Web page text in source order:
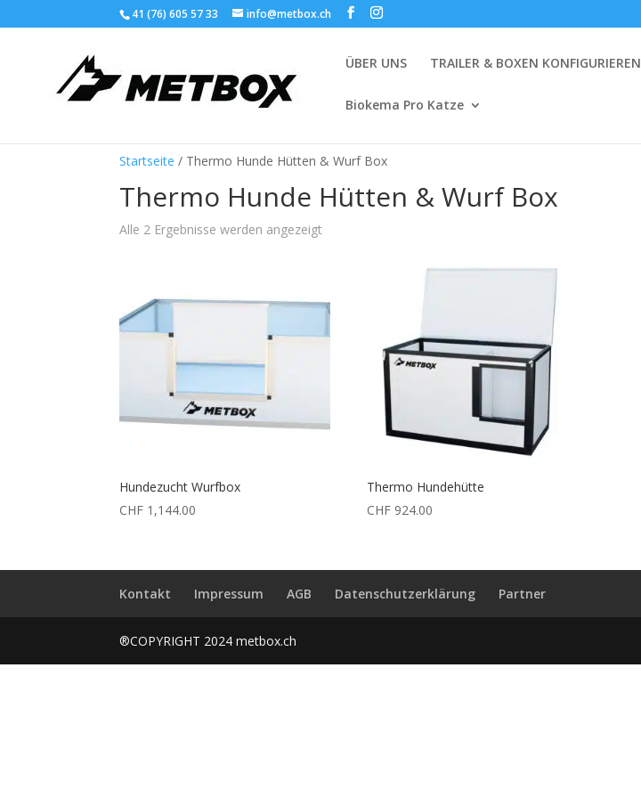
41 (76) 605 57 33 info@metbox.ch
ÜBER UNS TRAILER & BOXEN KONFIGURIEREN
Biokema Pro Katze
Startseite / Thermo Hunde Hütten & Wurf Box
Thermo Hunde Hütten & Wurf Box
Alle 2 Ergebnisse werden angezeigt
Hundezucht Wurfbox
CHF 1,144.00
Thermo Hundehütte
CHF 924.00
Kontakt Impressum AGB Datenschutzerklärung Partner
®COPYRIGHT 2024 metbox.ch